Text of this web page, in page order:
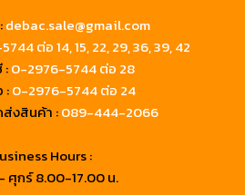
debac.sale@gmail.com
ต่อ 14, 15, 22, 29, 36, 39, 42
:0-2976-5744 ต่อ 28
:0-2976-5744 ต่อ 24
งสินค้า :089-444-2066
Hours :
ศุกร์ 8.00-17.00 น.